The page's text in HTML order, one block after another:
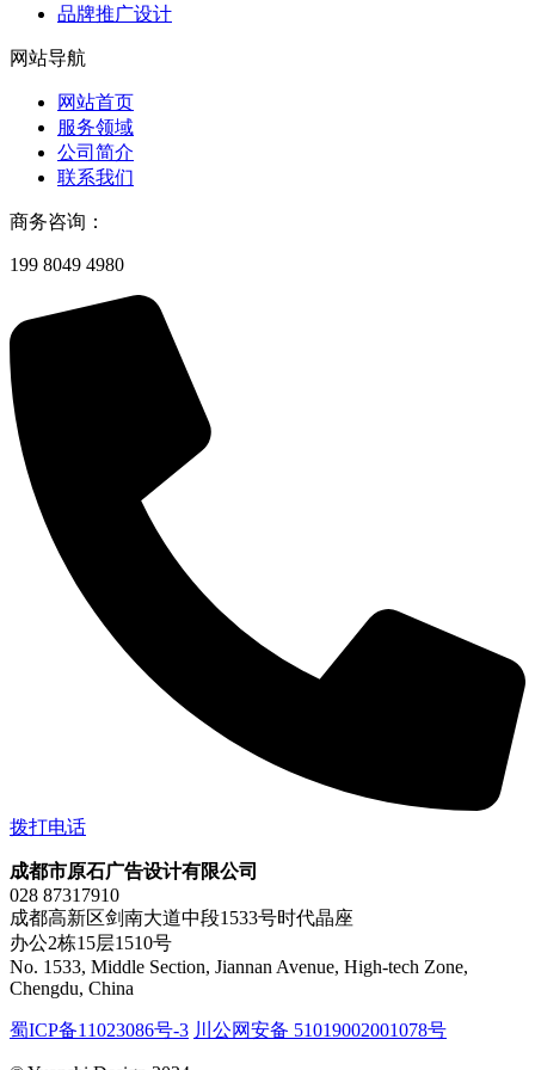
品牌推广设计
网站导航
网站首页
服务领域
公司简介
联系我们
商务咨询：
199 8049 4980
拨打电话
成都市原石广告设计有限公司
028 87317910
成都高新区剑南大道中段1533号时代晶座
办公2栋15层1510号
No. 1533, Middle Section, Jiannan Avenue, High-tech Zone,
Chengdu, China
蜀ICP备11023086号-3 川公网安备 51019002001078号